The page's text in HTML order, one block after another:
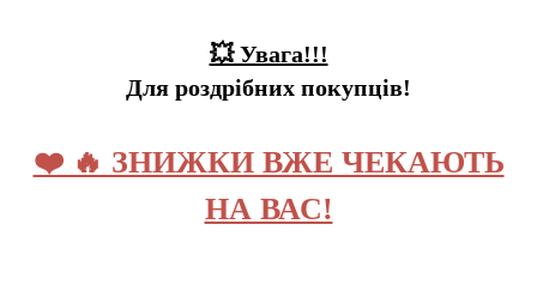
💥 Увага!!!
Для роздрібних покупців!
❤️ 🔥 ЗНИЖКИ ВЖЕ ЧЕКАЮТЬ
НА ВАС!